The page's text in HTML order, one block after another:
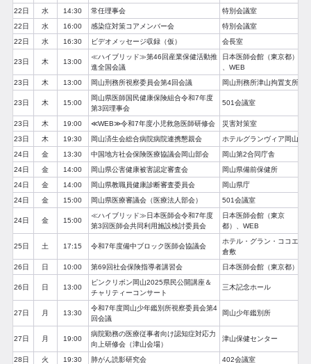
22日
水 14:30 常任理事会
特別会議室
22日
水 16:00 感染症対策コアメンバー会
特別会議室
22日
水 16:30 ビデオメッセージ収録（仮） 会長室
23日 木 13:00
≪ハイブリッド≫第46回産業保健活動推
進全国会議
日本医師会館（東京都）
、WEB
23日
木 13:00 岡山刑務所視察委員会第4回会議 岡山刑務所津山拘置支所
23日 木 15:00
岡山県医師国民健康保険組合令和7年度
第3回理事会
501会議室
23日 木 19:00 ≪WEB≫令和7年度小児救急医師研修会
災害対策室
23日
木 19:30 岡山済生会総合病院病院連携懇親会
ホテルグランヴィア岡山
24日
金 13:30 中国地方社会保険医療協議会岡山部会
岡山第2合同庁舎
24日
金 14:00 岡山県公害健康被害認定審査会
岡山県備前保健所
24日
金 14:00 岡山県教職員健康診断審査委員会
岡山県庁
24日
金 15:00 岡山県医療審議会（医療法人部会） 501会議室
24日 金 15:00
≪ハイブリッド≫日本医師会令和7年度
第3回医師会共同利用施設検討委員会
日本医師会館（東京
都）、WEB
25日 土 17:15 令和7年度備中ブロック医師会協議会
ホテル・グラン・ココエ
倉敷
26日
日 10:00 第69回社会保険指導者講習会 日本医師会館（東京都）
26日 日 13:00
ピンクリボン岡山2025県民公開講座＆
チャリティーコンサート
三木記念ホール
27日 月 13:30
令和7年度岡山少年鑑別所視察委員会第4
回会議
岡山少年鑑別所
27日 月 19:00
病院勤務の医療従事者向け認知症対応力
向上研修会（津山会場）
津山保健センター
28日 火 19:30 肺がん読影研究会
402会議室